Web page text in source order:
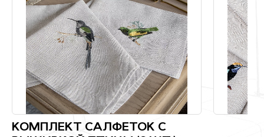
КОМПЛЕКТ САЛФЕТОК С